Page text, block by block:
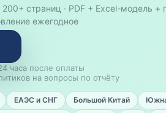
страниц · PDF + Excel-модель +
ежегодное
часа после оплаты
на вопросы по отчёту
ЕАЭС и СНГ Большой Китай